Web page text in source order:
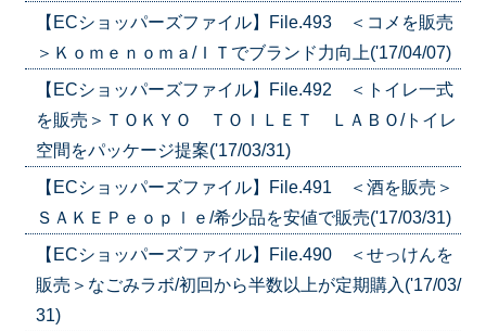
【ECショッパーズファイル】File.493 ＜コメを販売
＞Ｋｏｍｅｎｏｍａ/ＩＴでブランド力向上('17/04/07)
【ECショッパーズファイル】File.492 ＜トイレ一式
を販売＞ＴＯＫＹＯ ＴＯＩＬＥＴ ＬＡＢＯ/トイレ
空間をパッケージ提案('17/03/31)
【ECショッパーズファイル】File.491 ＜酒を販売＞
ＳＡＫＥＰｅｏｐｌｅ/希少品を安値で販売('17/03/31)
【ECショッパーズファイル】File.490 ＜せっけんを
販売＞なごみラボ/初回から半数以上が定期購入('17/03/
31)